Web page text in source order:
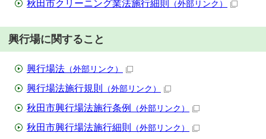
秋田市クリーニング業法施行細則 （外部リンク）
興行場に関すること
興行場法 （外部リンク）
興行場法施行規則 （外部リンク）
秋田市興行場法施行条例 （外部リンク）
秋田市興行場法施行細則 （外部リンク）